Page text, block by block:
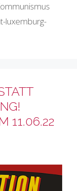
luxemburg-
11.06.22